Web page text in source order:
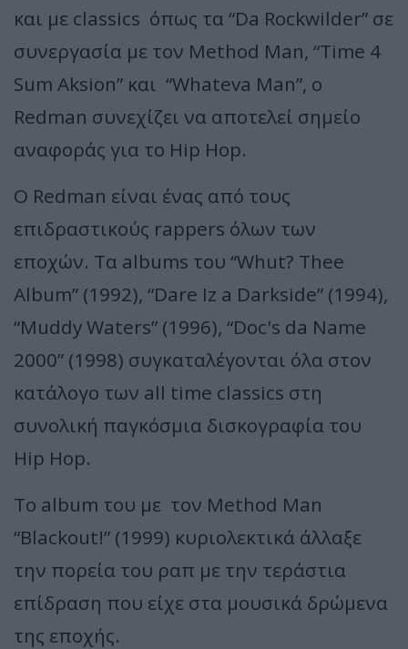
και με classics όπως τα “Da Rockwilder” σε
συνεργασία με τον Method Man, “Time 4
Sum Aksion” και “Whateva Man”, ο
Redman συνεχίζει να αποτελεί σημείο
αναφοράς για το Hip Hop.
Ο Redman είναι ένας από τους
επιδραστικούς rappers όλων των
εποχών. Τα albums του “Whut? Thee
Album” (1992), “Dare Iz a Darkside” (1994),
“Muddy Waters” (1996), “Doc's da Name
2000” (1998) συγκαταλέγονται όλα στον
κατάλογο των all time classics στη
συνολική παγκόσμια δισκογραφία του
Hip Hop.
Το album του με τον Method Man
“Blackout!” (1999) κυριολεκτικά άλλαξε
την πορεία του ραπ με την τεράστια
επίδραση που είχε στα μουσικά δρώμενα
της εποχής.